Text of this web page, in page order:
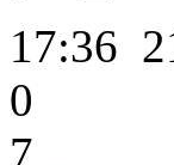
17:36
0
7